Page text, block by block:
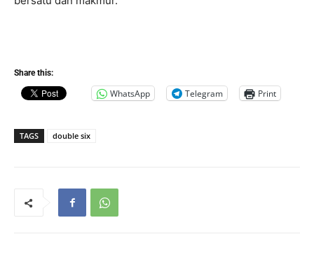
Share this:
WhatsApp Telegram Print
TAGS double six